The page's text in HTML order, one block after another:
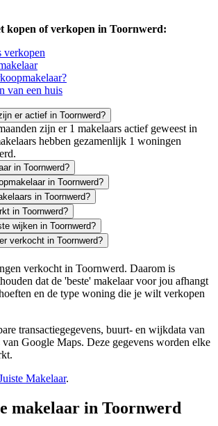
kopen of verkopen in Toornwerd:
verkopen
van een huis
er actief in Toornwerd?
zijn er 1 makelaars actief geweest in
hebben gezamenlijk 1 woningen
in Toornwerd?
in Toornwerd?
in Toornwerd?
in Toornwerd?
wijken in Toornwerd?
verkocht in Toornwerd?
verkocht in Toornwerd. Daarom is
dat de 'beste' makelaar voor jou afhangt
en de type woning die je wilt verkopen
transactiegegevens, buurt- en wijkdata van
Google Maps. Deze gegevens worden elke
Makelaar.
makelaar in Toornwerd